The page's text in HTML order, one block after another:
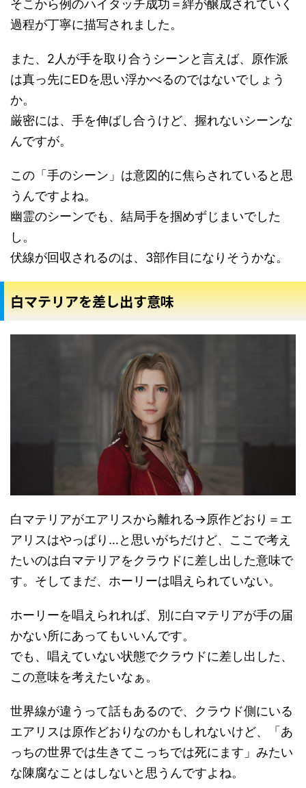
そこから例のハイタッチ成功＝絆が醸成されていく
過程が丁寧に描写されました。
また、2人が手を取り合うシーンと言えば、原作派
は真っ先にEDを思い浮かべるのではないでしょう
か。
厳密には、手を伸ばし合うけど、握れないシーンな
んですが。
この「手のシーン」は意図的に焦らされていると思
うんですよね。
幽霊のシーンでも、結局手を掴めずじまいでした
し。
伏線が回収されるのは、3部作目になりそうかな。
白マテリアを差し出す意味
白マテリアがエアリスから離れる→原作どおり＝エ
アリスはやっぱり…と思いがちだけど、ここで考え
たいのは白マテリアをクラウドに差し出した意味で
す。そしてまだ、ホーリーは唱えられていない。
ホーリーを唱えられれば、別に白マテリアが手の届
かない所にあってもいいんです。
でも、唱えていない状態でクラウドに差し出した、
この意味を考えたいなぁ。
世界線が違うって話もあるので、クラウド側にいる
エアリスは原作どおりなのかもしれないけど、「あ
っちの世界では生きてこっちでは死にます」みたい
な陳腐なことはしないと思うんですよね。